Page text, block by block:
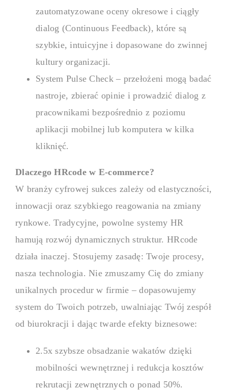
zautomatyzowane oceny okresowe i ciągły
dialog (Continuous Feedback), które są
szybkie, intuicyjne i dopasowane do zwinnej
kultury organizacji.
System Pulse Check – przełożeni mogą badać
nastroje, zbierać opinie i prowadzić dialog z
pracownikami bezpośrednio z poziomu
aplikacji mobilnej lub komputera w kilka
kliknięć.
Dlaczego HRcode w E-commerce?
W branży cyfrowej sukces zależy od elastyczności,
innowacji oraz szybkiego reagowania na zmiany
rynkowe. Tradycyjne, powolne systemy HR
hamują rozwój dynamicznych struktur. HRcode
działa inaczej. Stosujemy zasadę: Twoje procesy,
nasza technologia. Nie zmuszamy Cię do zmiany
unikalnych procedur w firmie – dopasowujemy
system do Twoich potrzeb, uwalniając Twój zespół
od biurokracji i dając twarde efekty biznesowe:
2.5x szybsze obsadzanie wakatów dzięki
mobilności wewnętrznej i redukcja kosztów
rekrutacji zewnętrznych o ponad 50%.